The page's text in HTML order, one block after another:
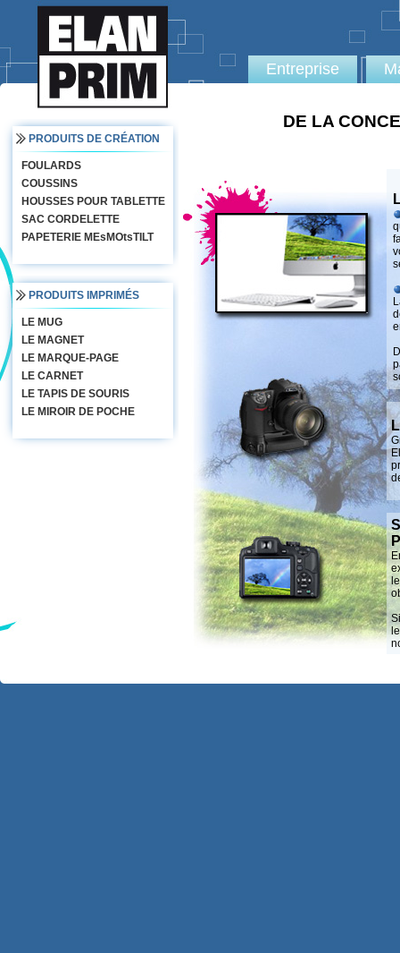
Entreprise
PRODUITS DE CRÉATION
FOULARDS
COUSSINS
HOUSSES POUR TABLETTE
SAC CORDELETTE
PAPETERIE MEsMOtsTILT
PRODUITS IMPRIMÉS
LE MUG
LE MAGNET
LE MARQUE-PAGE
LE CARNET
LE TAPIS DE SOURIS
LE MIROIR DE POCHE
DE LA